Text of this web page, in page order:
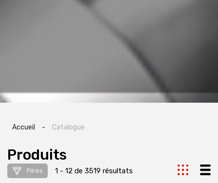
Accueil - Catalogue
Produits
Filres 1 - 12 de 3519 résultats